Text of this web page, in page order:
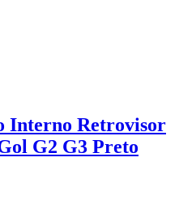
Interno Retrovisor
G2 G3 Preto